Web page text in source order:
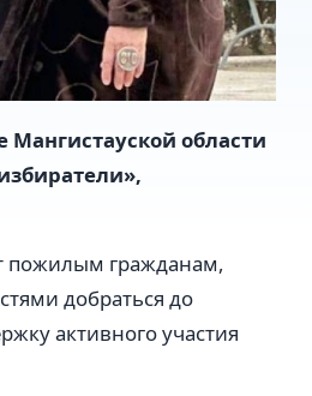
области
пожилым гражданам,
добраться до
активного участия